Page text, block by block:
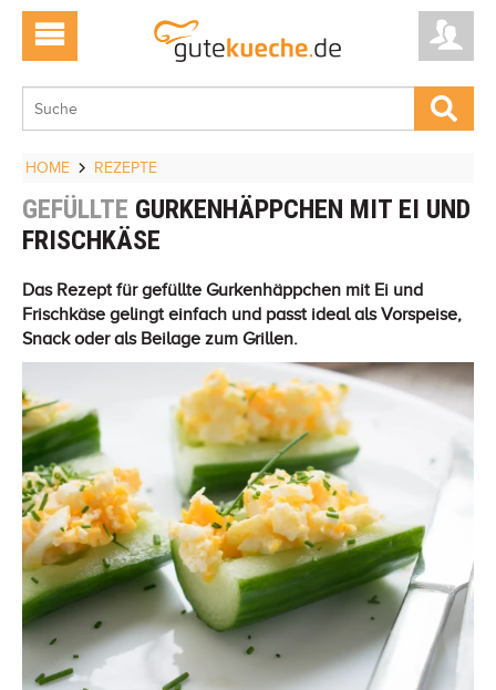
HOME REZEPTE
GEFÜLLTE GURKENHÄPPCHEN MIT EI UND
FRISCHKÄSE
Das Rezept für gefüllte Gurkenhäppchen mit Ei und
Frischkäse gelingt einfach und passt ideal als Vorspeise,
Snack oder als Beilage zum Grillen.